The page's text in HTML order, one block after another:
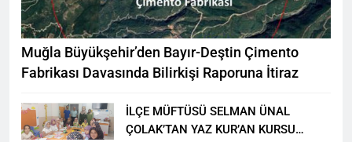
Muğla Büyükşehir’den Bayır-Deştin Çimento
Fabrikası Davasında Bilirkişi Raporuna İtiraz
İLÇE MÜFTÜSÜ SELMAN ÜNAL
ÇOLAK’TAN YAZ KUR’AN KURSU